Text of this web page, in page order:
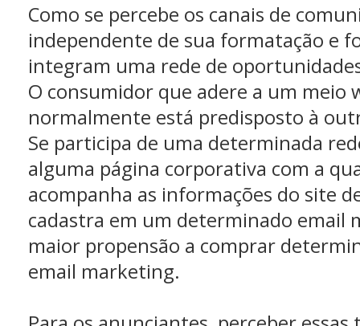
Como se percebe os canais de
independente de sua formatação e
integram uma rede de
O consumidor que adere a um meio
normalmente está predisposto à
Se participa de uma determinada
alguma página corporativa com a
acompanha as informações do site
cadastra em um determinado email
maior propensão a comprar
email marketing.